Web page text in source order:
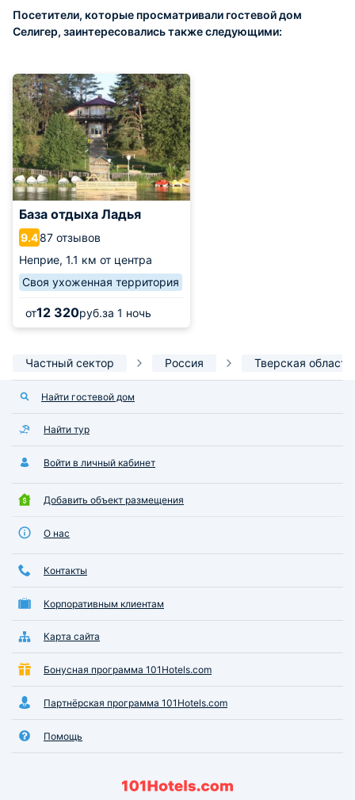
Посетители, которые просматривали гостевой дом
Селигер, заинтересовались также следующими:
База отдыха Ладья
9.487 отзывов
Неприе, 1.1 км от центра
Своя ухоженная территория
от12 320руб.за 1 ночь
Частный сектор Россия Тверская область
Найти гостевой дом
Найти тур
Войти в личный кабинет
Добавить объект размещения
О нас
Контакты
Корпоративным клиентам
Карта сайта
Бонусная программа 101Hotels.com
Партнёрская программа 101Hotels.com
Помощь